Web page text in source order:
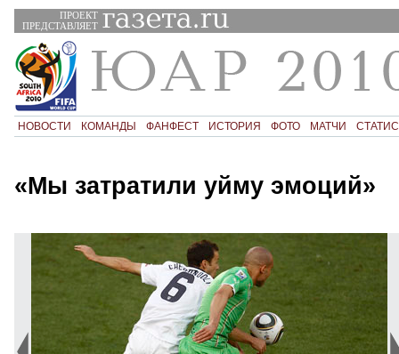
ПРОЕКТ
ПРЕДСТАВЛЯЕТ
НОВОСТИ КОМАНДЫ ФАНФЕСТ ИСТОРИЯ ФОТО МАТЧИ
«Мы затратили уйму эмоций»